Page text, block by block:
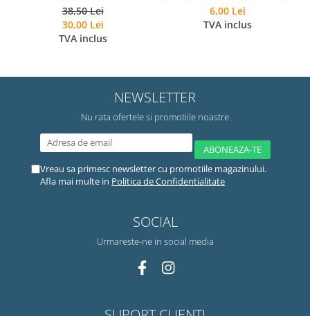
38,50 Lei
30,00 Lei
TVA inclus
Rosa, Roial, 100 ml
6,00 Lei
TVA inclus
NEWSLETTER
Nu rata ofertele si promotiile noastre
Vreau sa primesc newsletter cu promotiile magazinului.
Afla mai multe in Politica de Confidentialitate
SOCIAL
Urmareste-ne in social media